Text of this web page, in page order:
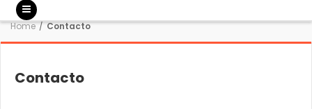
Home / Contacto
Contacto